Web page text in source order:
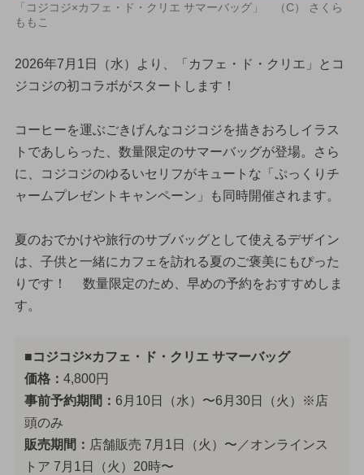
「コジコジ×カフェ・ド・クリエ サマーバッグ」 （C） さくら
ももこ
2026年7月1日（水）より、「カフェ・ド・クリエ」とコ
ジコジの初コラボがスタートします！
コーヒーを運ぶごきげんなコジコジを描きおろしイラス
トであしらった、数量限定のサマーバッグが登場。さら
に、コジコジのゆるいセリフがキュートな「ぷっくりチ
ャームプレゼントキャンペーン」も同時開催されます。
夏のおでかけや旅行のサブバッグとして使えるデザイン
は、子供と一緒にカフェを訪れる夏のご褒美にもぴった
りです！ 数量限定のため、早めの予約をおすすめしま
す。
■コジコジ×カフェ・ド・クリエ サマーバッグ
価格： 4,800円
事前予約期間： 6月10日（水）〜6月30日（火）※店
頭のみ
販売期間： 店舗販売 7月1日（火）〜／オンラインス
トア 7月1日（火）20時〜